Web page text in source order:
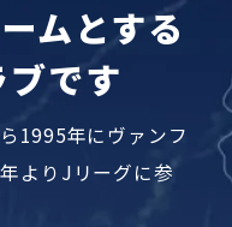
ムとする
です
1995年にヴァンフ
よりJリーグに参